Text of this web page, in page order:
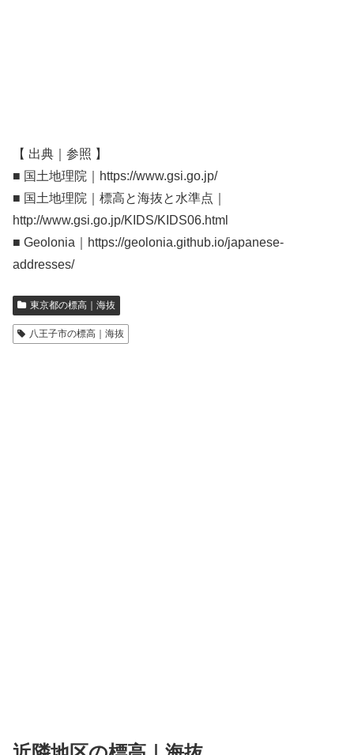
【 出典｜参照 】
■ 国土地理院｜https://www.gsi.go.jp/
■ 国土地理院｜標高と海抜と水準点｜
http://www.gsi.go.jp/KIDS/KIDS06.html
■ Geolonia｜https://geolonia.github.io/japanese-
addresses/
東京都の標高｜海抜
八王子市の標高｜海抜